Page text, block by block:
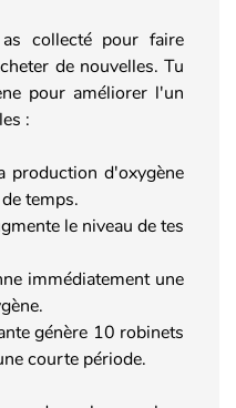
collecté pour faire
de nouvelles. Tu
pour améliorer l'un
:
production d'oxygène
temps.
le niveau de tes
immédiatement une
génère 10 robinets
courte période.